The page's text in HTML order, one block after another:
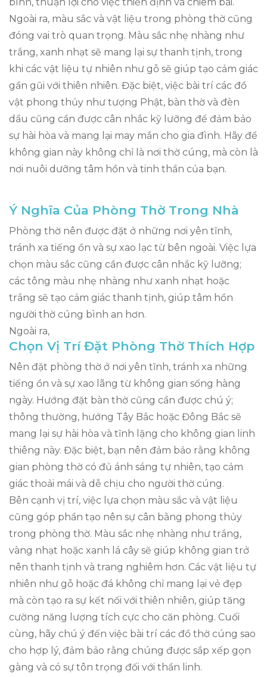
Ngoài ra, màu sắc và vật liệu trong phòng thờ cũng
đóng vai trò quan trọng. Màu sắc nhẹ nhàng như
trắng, xanh nhạt sẽ mang lại sự thanh tịnh, trong
khi các vật liệu tự nhiên như gỗ sẽ giúp tạo cảm giác
gần gũi với thiên nhiên. Đặc biệt, việc bài trí các đồ
vật phong thủy như tượng Phật, bàn thờ và đèn
dầu cũng cần được cân nhắc kỹ lưỡng để đảm bảo
sự hài hòa và mang lại may mắn cho gia đình. Hãy để
không gian này không chỉ là nơi thờ cúng, mà còn là
nơi nuôi dưỡng tâm hồn và tinh thần của bạn.
Ý Nghĩa Của Phòng Thờ Trong Nhà
Phòng thờ nên được đặt ở những nơi yên tĩnh,
tránh xa tiếng ồn và sự xao lạc từ bên ngoài. Việc lựa
chọn màu sắc cũng cần được cân nhắc kỹ lưỡng;
các tông màu nhẹ nhàng như xanh nhạt hoặc
trắng sẽ tạo cảm giác thanh tịnh, giúp tâm hồn
người thờ cúng bình an hơn.
Ngoài ra,
Chọn Vị Trí Đặt Phòng Thờ Thích Hợp
Nên đặt phòng thờ ở nơi yên tĩnh, tránh xa những
tiếng ồn và sự xao lãng từ không gian sống hàng
ngày. Hướng đặt bàn thờ cũng cần được chú ý;
thông thường, hướng Tây Bắc hoặc Đông Bắc sẽ
mang lại sự hài hòa và tĩnh lặng cho không gian linh
thiêng này. Đặc biệt, bạn nên đảm bảo rằng không
gian phòng thờ có đủ ánh sáng tự nhiên, tạo cảm
giác thoải mái và dễ chịu cho người thờ cúng.
Bên cạnh vị trí, việc lựa chọn màu sắc và vật liệu
cũng góp phần tạo nên sự cân bằng phong thủy
trong phòng thờ. Màu sắc nhẹ nhàng như trắng,
vàng nhạt hoặc xanh lá cây sẽ giúp không gian trở
nên thanh tịnh và trang nghiêm hơn. Các vật liệu tự
nhiên như gỗ hoặc đá không chỉ mang lại vẻ đẹp
mà còn tạo ra sự kết nối với thiên nhiên, giúp tăng
cường năng lượng tích cực cho căn phòng. Cuối
cùng, hãy chú ý đến việc bài trí các đồ thờ cúng sao
cho hợp lý, đảm bảo rằng chúng được sắp xếp gọn
gàng và có sự tôn trọng đối với thần linh.